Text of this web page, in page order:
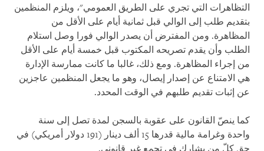
التظاهرات التي تجري على الطريق العمومي"، ويلزم المنظمين
بتقديم طلب إلى الوالي قبل ثمانية أيام على الأقل من
المظاهرة. ومن المفترض أن يصدر الوالي فورا وصل استلام
الطلب وأن يقدم تصريحه المكتوب قبل خمسة أيام على الأقل
من إجراء المظاهرة. ومع ذلك، غالبا ما كانت ممارسة الإدارة
هي الامتناع عن إصدار إيصال، وهو ما يجعل المنظمين عاجزين
عن إثبات تقديم طلبهم في الوقت المحدد.
كما ينصّ القانون على عقوبة بالسجن لمدة تصل إلى سنة
واحدة وغرامة مالية قدرها 15 ألف دينار (191 دولار أمريكي) في